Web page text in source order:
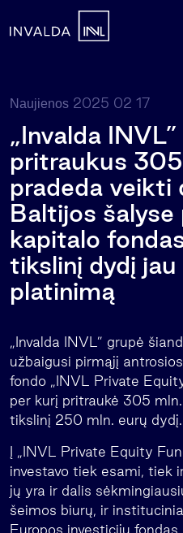
Naujienos 2025 02 17
„Invalda
pritraukus
pradeda veikti
Baltijos šalyse
kapitalo
tikslinį dydį
platinimą
„Invalda INVL” grupė
užbaigusi pirmąjį
fondo „INVL Private
per kurį pritraukė 305
tikslinį 250 mln. eurų dydį.
Į „INVL Private Equity
investavo tiek esami, tiek
jų yra ir dalis
šeimos biurų, ir
Europos investicijų